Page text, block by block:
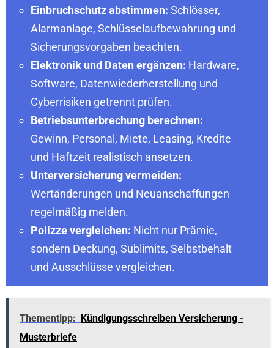
Einbruchschutz abstimmen: Schlösser,
Alarmanlage, Schlüsselaufbewahrung und
Sicherungsvorgaben beachten.
Elektronik und Daten ergänzen: Hardware,
Software, Datenwiederherstellung und
Cyberrisiken getrennt prüfen.
Betriebsunterbrechung berechnen:
Gewinn, Personal, Miete, Leasing, Kredite
und Haftzeit realistisch ansetzen.
Unterversicherung vermeiden:
Wertänderungen und Neuanschaffungen
regelmäßig melden.
Polizze vergleichen: Nicht nur Prämie,
sondern Deckung, Sublimits, Selbstbehalt
und Ausschlüsse vergleichen.
Thementipp:
Kündigungsschreiben Versicherung -
Musterbriefe